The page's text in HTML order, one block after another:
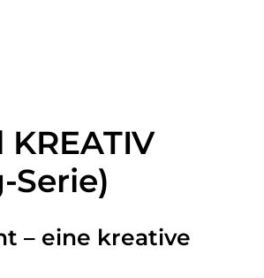
Serie)
– eine kreative